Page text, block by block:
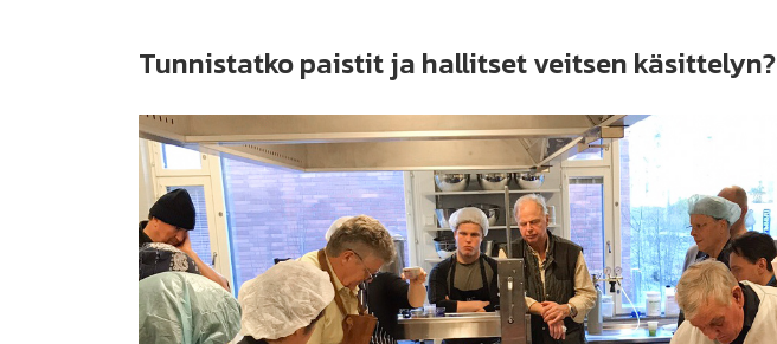
Tunnistatko paistit ja hallitset veitsen käsittelyn?